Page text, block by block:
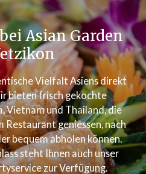
Asian Garden
Vielfalt Asiens direkt
bieten frisch gekochte
Vietnam und Thailand, die
Restaurant geniessen, nach
bequem abholen können.
steht Ihnen auch unser
zur Verfügung.